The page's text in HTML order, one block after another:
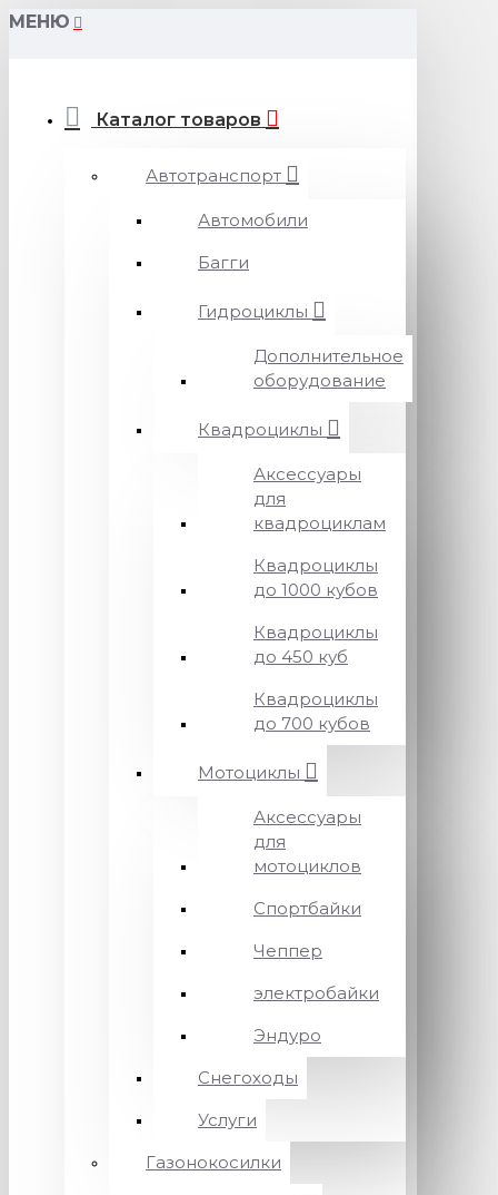
МЕНЮ
Каталог товаров
Автотранспорт
Автомобили
Багги
Гидроциклы
Дополнительное
оборудование
Квадроциклы
Аксессуары
для
квадроциклам
Квадроциклы
до 1000 кубов
Квадроциклы
до 450 куб
Квадроциклы
до 700 кубов
Мотоциклы
Аксессуары
для
мотоциклов
Спортбайки
Чеппер
электробайки
Эндуро
Снегоходы
Услуги
Газонокосилки